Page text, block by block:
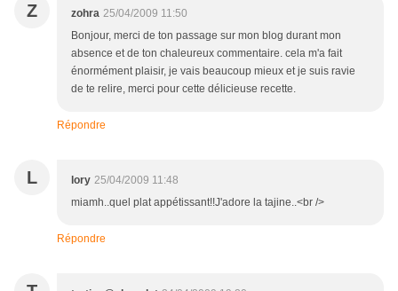
Z zohra 25/04/2009 11:50
Bonjour, merci de ton passage sur mon blog durant mon
absence et de ton chaleureux commentaire. cela m'a fait
énormément plaisir, je vais beaucoup mieux et je suis ravie
de te relire, merci pour cette délicieuse recette.
Répondre
L lory 25/04/2009 11:48
miamh..quel plat appétissant!!J'adore la tajine..<br />
Répondre